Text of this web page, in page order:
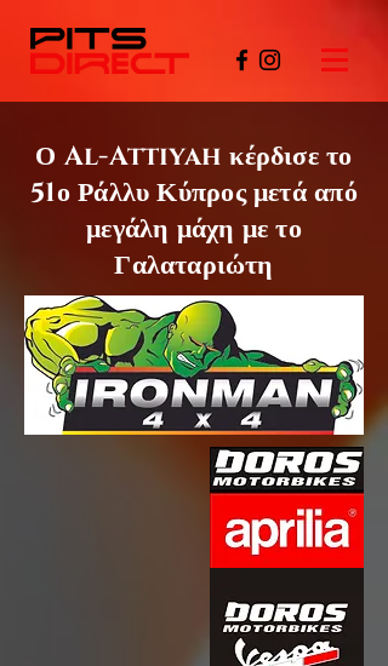
Ο Al-Attiyahκέρδισε το
51οΡάλλυ Κύπρος μετά από
μεγάλη μάχη με το
Γαλαταριώτη
©PITSDIRECT